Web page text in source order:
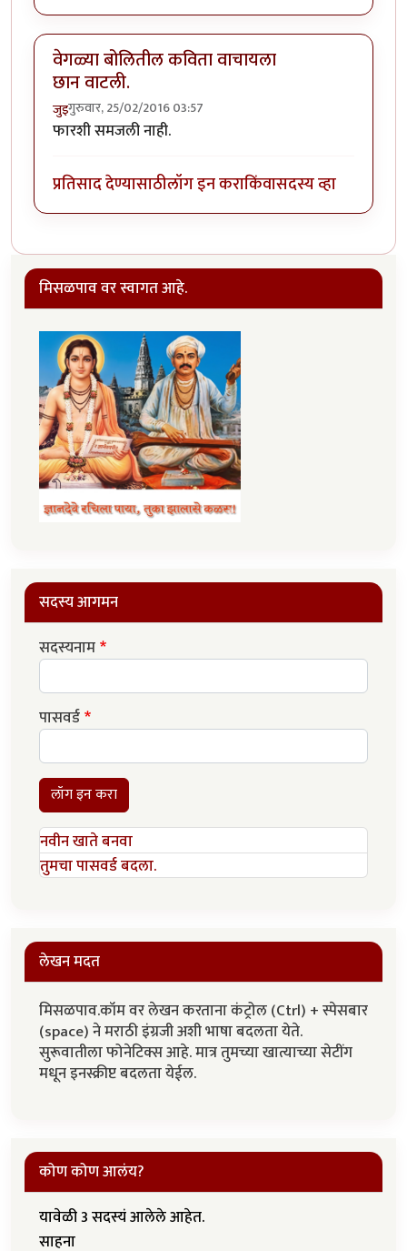
वेगळ्या बोलितील कविता वाचायला
छान वाटली.
जुइगुरुवार, 25/02/2016 03:57
फारशी समजली नाही.
प्रतिसाद देण्यासाठीलॉग इन कराकिंवासदस्य व्हा
मिसळपाव वर स्वागत आहे.
सदस्य आगमन
सदस्यनाम
पासवर्ड
लॉग इन करा
नवीन खाते बनवा
तुमचा पासवर्ड बदला.
लेखन मदत
मिसळपाव.कॉम वर लेखन करताना कंट्रोल (Ctrl) + स्पेसबार
(space) ने मराठी इंग्रजी अशी भाषा बदलता येते.
सुरूवातीला फोनेटिक्स आहे. मात्र तुमच्या खात्याच्या सेटींग
मधून इनस्क्रीप्ट बदलता येईल.
कोण कोण आलंय?
यावेळी 3 सदस्यं आलेले आहेत.
साहना